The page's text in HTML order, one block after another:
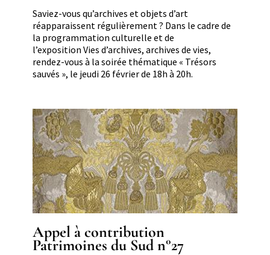
Résumé
Saviez-vous qu’archives et objets d’art
réapparaissent régulièrement ? Dans le cadre de
la programmation culturelle et de
l’exposition Vies d’archives, archives de vies,
rendez-vous à la soirée thématique « Trésors
sauvés », le jeudi 26 février de 18h à 20h.
Image
Appel à contribution
Patrimoines du Sud n°27